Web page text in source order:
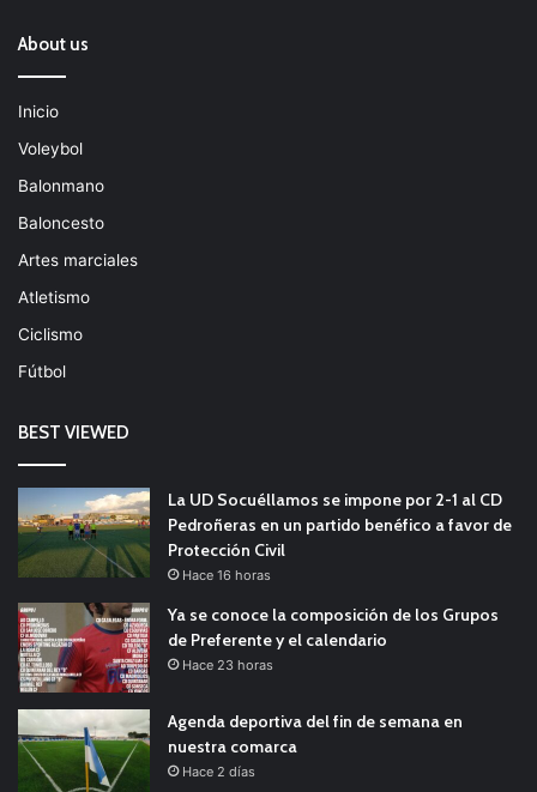
About us
Inicio
Voleybol
Balonmano
Baloncesto
Artes marciales
Atletismo
Ciclismo
Fútbol
BEST VIEWED
La UD Socuéllamos se impone por 2-1 al CD
Pedroñeras en un partido benéfico a favor de
Protección Civil
Hace 16 horas
Ya se conoce la composición de los Grupos
de Preferente y el calendario
Hace 23 horas
Agenda deportiva del fin de semana en
nuestra comarca
Hace 2 días